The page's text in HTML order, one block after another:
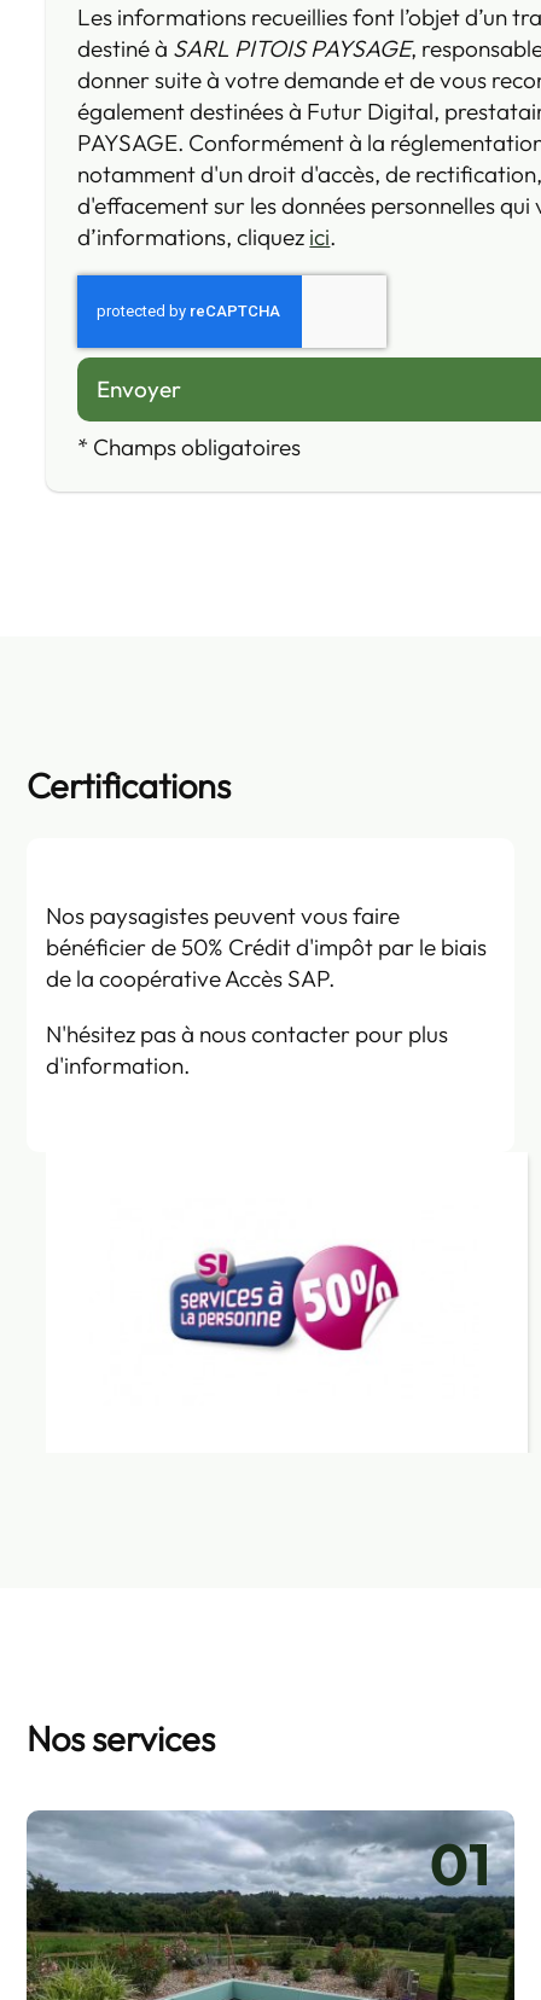
Les informations recueillies font l’objet d’un
destiné à SARL PITOIS PAYSAGE,
donner suite à votre demande et de vous
également destinées à Futur Digital,
PAYSAGE. Conformément à la
notamment d'un droit d'accès, de
d'effacement sur les données personnelles
d’informations, cliquez ici.
* Champs obligatoires
Certifications
Nos paysagistes peuvent vous faire
bénéficier de 50% Crédit d'impôt par le biais
de la coopérative Accès SAP.
N'hésitez pas à nous contacter pour plus
d'information.
Nos services